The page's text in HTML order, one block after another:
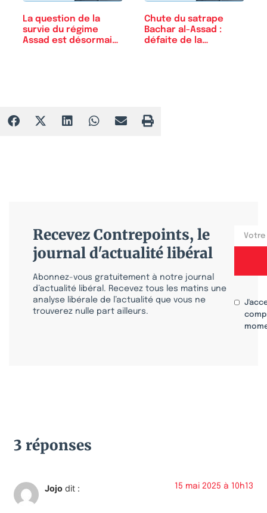
La question de la
survie du régime
Assad est désormais
Chute du satrape
Bachar al-Assad :
défaite de la…
Recevez Contrepoints, le
journal d'actualité libéral
Abonnez-vous gratuitement à notre journal
d’actualité libéral. Recevez tous les matins une
analyse libérale de l’actualité que vous ne
trouverez nulle part ailleurs.
3 réponses
Jojo dit : 15 mai 2025 à 10h13